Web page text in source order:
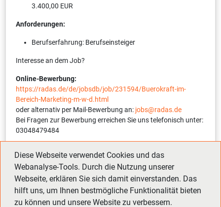
3.400,00 EUR
Anforderungen:
Berufserfahrung: Berufseinsteiger
Interesse an dem Job?
Online-Bewerbung:
https://radas.de/de/jobsdb/job/231594/Buerokraft-im-
Bereich-Marketing-m-w-d.html
oder alternativ per Mail-Bewerbung an: jobs@radas.de
Bei Fragen zur Bewerbung erreichen Sie uns telefonisch unter:
03048479484
Bewerbung angeben)
Zurück
Diese Webseite verwendet Cookies und das
Webanalyse-Tools. Durch die Nutzung unserer
Webseite, erklären Sie sich damit einverstanden. Das
hilft uns, um Ihnen bestmögliche Funktionalität bieten
zu können und unsere Website zu verbessern.